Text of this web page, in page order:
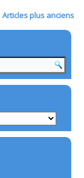
Articles plus anciens